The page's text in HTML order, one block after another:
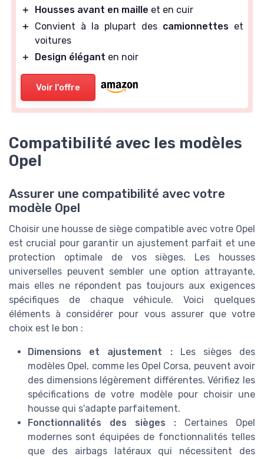
＋
Housses avant en maille et en cuir
＋
Convient à la plupart des camionnettes et
voitures
＋
Design élégant en noir
Voir l'offre
Compatibilité avec les modèles
Opel
Assurer une compatibilité avec votre
modèle Opel
Choisir une housse de siège compatible avec votre Opel
est crucial pour garantir un ajustement parfait et une
protection optimale de vos sièges. Les housses
universelles peuvent sembler une option attrayante,
mais elles ne répondent pas toujours aux exigences
spécifiques de chaque véhicule. Voici quelques
éléments à considérer pour vous assurer que votre
choix est le bon :
Dimensions et ajustement :Les sièges des
modèles Opel, comme les Opel Corsa, peuvent avoir
des dimensions légèrement différentes. Vérifiez les
spécifications de votre modèle pour choisir une
housse qui s'adapte parfaitement.
Fonctionnalités des sièges : Certaines Opel
modernes sont équipées de fonctionnalités telles
que des airbags latéraux qui nécessitent des